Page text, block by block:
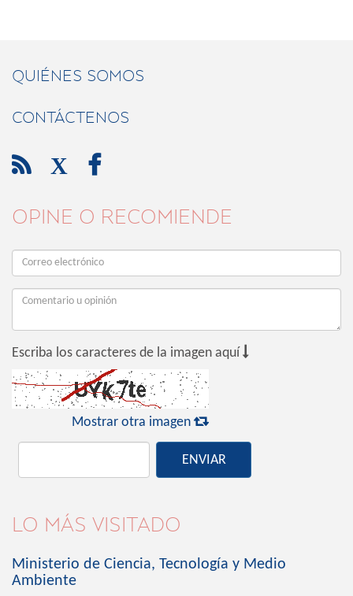
QUIÉNES SOMOS
CONTÁCTENOS
 X 
OPINE O RECOMIENDE
Escriba los caracteres de la imagen aquí 
Mostrar otra imagen 
ENVIAR
LO MÁS VISITADO
Ministerio de Ciencia, Tecnología y Medio
Ambiente